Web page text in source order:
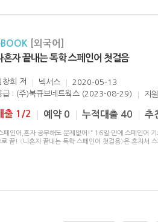
[외국어]
혼자 끝내는 독학 스페인어 첫걸음
창희 저 넥서스
2020-05-13
급 : (주)북큐브네트웍스 (2023-08-29)
지
출 1/2 예약 0 누적대출 40 추
페인어,혼자 공부해도 문제없어!“ 16일 만에 스페인어
로 끝! 〈나혼자 끝내는 독학 스페인어 첫걸음〉은 혼자서